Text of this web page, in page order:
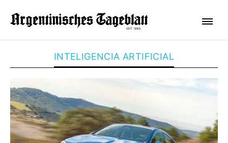
INTELIGENCIA ARTIFICIAL